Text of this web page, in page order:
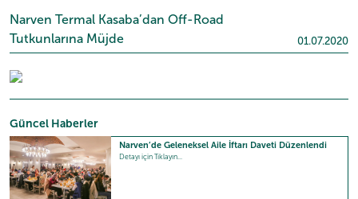
Güncel Haberler
Narven’de Geleneksel Aile İftarı Daveti Düzenlendi
Detayı için Tıklayın...
Narven Termal Kasaba’dan Off-Road
Tutkunlarına Müjde
01.07.2020